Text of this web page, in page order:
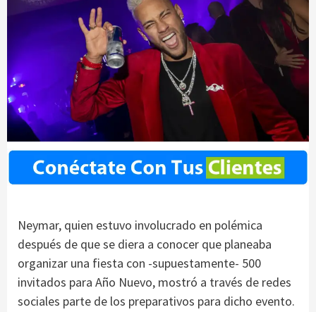
Neymar, quien estuvo involucrado en polémica
después de que se diera a conocer que planeaba
organizar una fiesta con -supuestamente- 500
invitados para Año Nuevo, mostró a través de redes
sociales parte de los preparativos para dicho evento.